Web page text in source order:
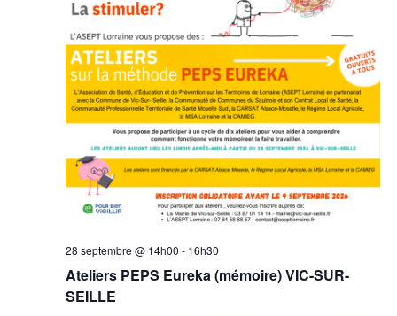
Ateliers PEPS Eureka (mémoire) VIC-SUR-
SEILLE
28 septembre @ 14h00 - 16h30